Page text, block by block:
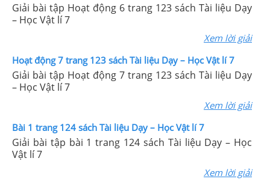
Giải bài tập Hoạt động 6 trang 123 sách Tài liệu Dạy
– Học Vật lí 7
Xem lời giải
Hoạt động 7 trang 123 sách Tài liệu Dạy – Học Vật lí 7
Giải bài tập Hoạt động 7 trang 123 sách Tài liệu Dạy
– Học Vật lí 7
Xem lời giải
Bài 1 trang 124 sách Tài liệu Dạy – Học Vật lí 7
Giải bài tập bài 1 trang 124 sách Tài liệu Dạy – Học
Vật lí 7
Xem lời giải